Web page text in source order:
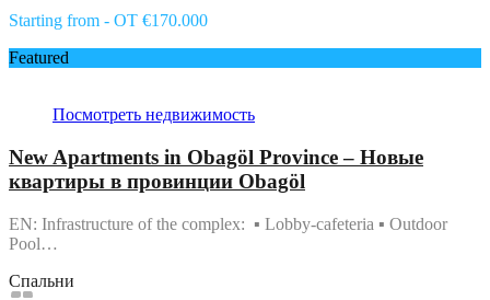
Starting from - OT €170.000
Featured
Посмотреть недвижимость
New Apartments in Obagöl Province – Новые
квартиры в провинции Obagöl
EN: Infrastructure of the complex: ▪ Lobby-cafeteria ▪ Outdoor
Pool…
Спальни